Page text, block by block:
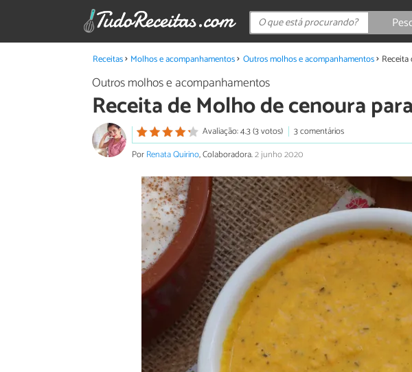
Receitas Molhos e acompanhamentos Outros molhos e acompanhamentos
Outros molhos e acompanhamentos
Receita de Molho de cenoura
Avaliação: 4.3 (3 votos)
3 comentários
PorRenata Quirino, Colaboradora.2 junho 2020